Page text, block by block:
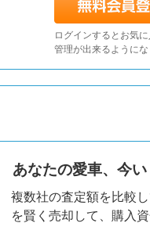
ログインするとお気
管理が出来るようにな
あなたの愛車、今い
複数社の査定額を比較
を賢く売却して、購入